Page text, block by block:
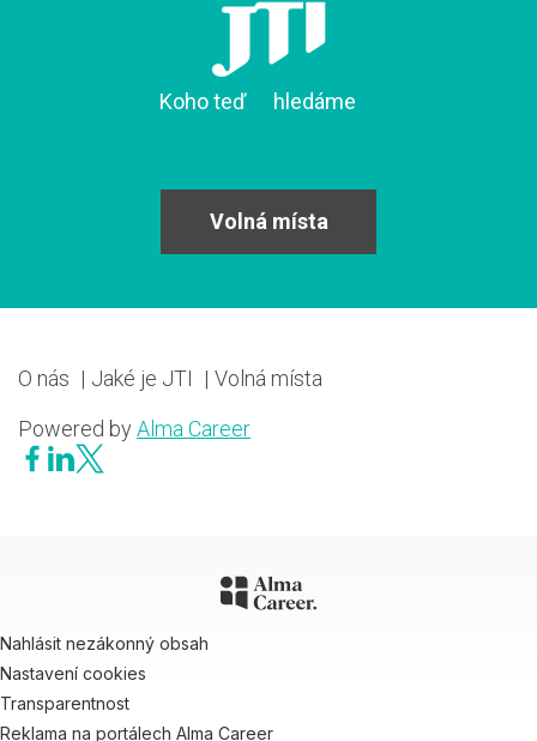
Koho teď hledáme
Volná místa
O nás Jaké je JTI
Volná místa
Powered by Alma Career
Nahlásit nezákonný obsah
Nastavení cookies
Transparentnost
Reklama na portálech Alma Career